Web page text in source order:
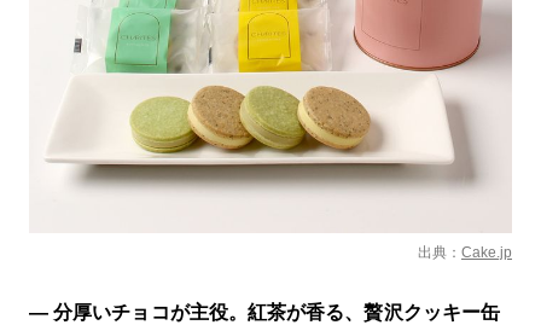
出典： Cake.jp
— 分厚いチョコが主役。紅茶が香る、贅沢クッキー缶